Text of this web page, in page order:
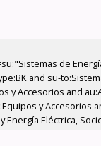
de
and su-
y Accesorios and
y Accesorios
Energía Eléctrica,